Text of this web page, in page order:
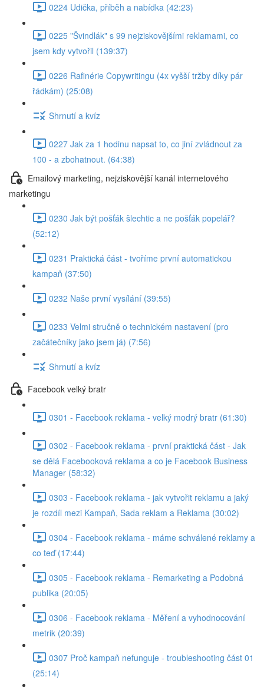
0224 Udička, příběh a nabídka (42:23)
0225 "Švindlák" s 99 nejziskovějšími reklamami, co
jsem kdy vytvořil (139:37)
0226 Rafinérie Copywritingu (4x vyšší tržby díky pár
řádkám) (25:08)
Shrnutí a kvíz
0227 Jak za 1 hodinu napsat to, co jiní zvládnout za
100 - a zbohatnout. (64:38)
Emailový marketing, nejziskovější kanál internetového
marketingu
0230 Jak být pošťák šlechtic a ne pošťák popelář?
(52:12)
0231 Praktická část - tvoříme první automatickou
kampaň (37:50)
0232 Naše první vysílání (39:55)
0233 Velmi stručně o technickém nastavení (pro
začátečníky jako jsem já) (7:56)
Shrnutí a kvíz
Facebook velký bratr
0301 - Facebook reklama - velký modrý bratr (61:30)
0302 - Facebook reklama - první praktická část - Jak
se dělá Facebooková reklama a co je Facebook Business
Manager (58:32)
0303 - Facebook reklama - jak vytvořit reklamu a jaký
je rozdíl mezi Kampaň, Sada reklam a Reklama (30:02)
0304 - Facebook reklama - máme schválené reklamy a
co teď (17:44)
0305 - Facebook reklama - Remarketing a Podobná
publika (20:05)
0306 - Facebook reklama - Měření a vyhodnocování
metrik (20:39)
0307 Proč kampaň nefunguje - troubleshooting část 01
(25:14)